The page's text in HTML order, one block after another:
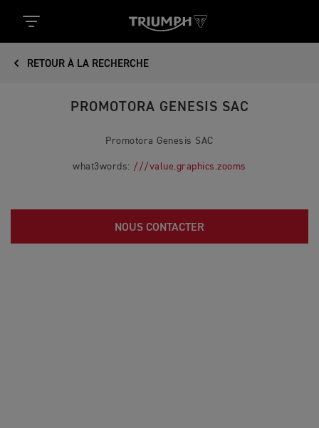
RETOUR À LA RECHERCHE
PROMOTORA GENESIS SAC
Promotora Genesis SAC
what3words: ///value.graphics.zooms
NOUS CONTACTER